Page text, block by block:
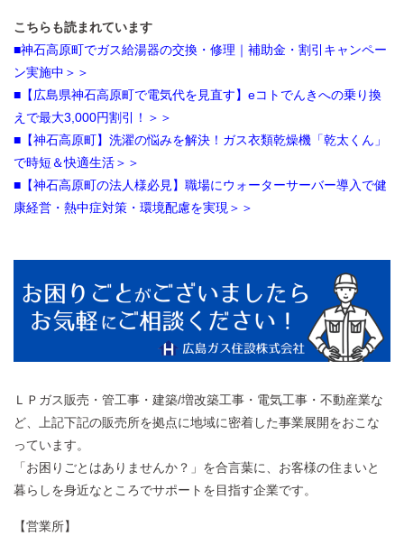
こちらも読まれています
■神石高原町でガス給湯器の交換・修理｜補助金・割引キャンペー
ン実施中＞＞
■【広島県神石高原町で電気代を見直す】eコトでんきへの乗り換
えで最大3,000円割引！＞＞
■【神石高原町】洗濯の悩みを解決！ガス衣類乾燥機「乾太くん」
で時短＆快適生活＞＞
■【神石高原町の法人様必見】職場にウォーターサーバー導入で健
康経営・熱中症対策・環境配慮を実現＞＞
ＬＰガス販売・管工事・建築/増改築工事・電気工事・不動産業な
ど、上記下記の販売所を拠点に地域に密着した事業展開をおこな
っています。
「お困りごとはありませんか？」を合言葉に、お客様の住まいと
暮らしを身近なところでサポートを目指す企業です。
【営業所】